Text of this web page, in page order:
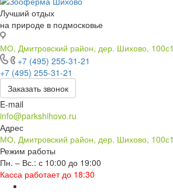
Лучший отдых
на природе в подмосковье
МО, Дмитровский район, дер. Шихово, 100с1
+7 (495) 255-31-21
+7 (495) 255-31-21
Заказать звонок
E-mail
info@parkshihovo.ru
Адрес
МО, Дмитровский район, дер. Шихово, 100с1
Режим работы
Пн. – Вс.: с 10:00 до 19:00
Касса работает до 18:30